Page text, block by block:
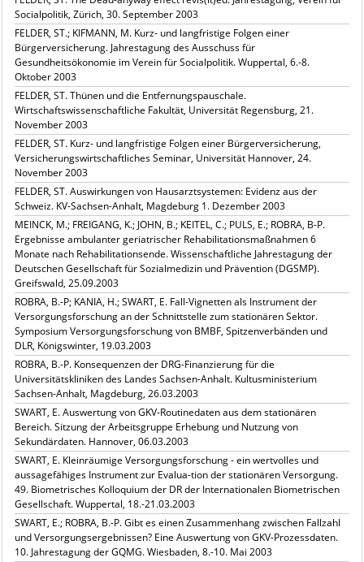
Socialpolitik, Zürich, 30. September 2003
FELDER, ST.; KIFMANN, M. Kurz- und langfristige Folgen einer
Bürgerversicherung. Jahrestagung des Ausschuss für
Gesundheitsökonomie im Verein für Socialpolitik. Wuppertal, 6.-8.
Oktober 2003
FELDER, ST. Thünen und die Entfernungspauschale.
Wirtschaftswissenschaftliche Fakultät, Universität Regensburg, 21.
November 2003
FELDER, ST. Kurz- und langfristige Folgen einer Bürgerversicherung,
Versicherungswirtschaftliches Seminar, Universität Hannover, 24.
November 2003
FELDER, ST. Auswirkungen von Hausarztsystemen: Evidenz aus der
Schweiz. KV-Sachsen-Anhalt, Magdeburg 1. Dezember 2003
MEINCK, M.; FREIGANG, K.; JOHN, B.; KEITEL, C.; PULS, E.; ROBRA, B-P.
Ergebnisse ambulanter geriatrischer Rehabilitationsmaßnahmen 6
Monate nach Rehabilitationsende. Wissenschaftliche Jahrestagung der
Deutschen Gesellschaft für Sozialmedizin und Prävention (DGSMP).
Greifswald, 25.09.2003
ROBRA, B.-P; KANIA, H.; SWART, E. Fall-Vignetten als Instrument der
Versorgungsforschung an der Schnittstelle zum stationären Sektor.
Symposium Versorgungsforschung von BMBF, Spitzenverbänden und
DLR, Königswinter, 19.03.2003
ROBRA, B.-P. Konsequenzen der DRG-Finanzierung für die
Universitätskliniken des Landes Sachsen-Anhalt. Kultusministerium
Sachsen-Anhalt, Magdeburg, 26.03.2003
SWART, E. Auswertung von GKV-Routinedaten aus dem stationären
Bereich. Sitzung der Arbeitsgruppe Erhebung und Nutzung von
Sekundärdaten. Hannover, 06.03.2003
SWART, E. Kleinräumige Versorgungsforschung - ein wertvolles und
aussagefähiges Instrument zur Evalua-tion der stationären Versorgung.
49. Biometrisches Kolloquium der DR der Internationalen Biometrischen
Gesellschaft. Wuppertal, 18.-21.03.2003
SWART, E.; ROBRA, B.-P. Gibt es einen Zusammenhang zwischen Fallzahl
und Versorgungsergebnissen? Eine Auswertung von GKV-Prozessdaten.
10. Jahrestagung der GQMG. Wiesbaden, 8.-10. Mai 2003